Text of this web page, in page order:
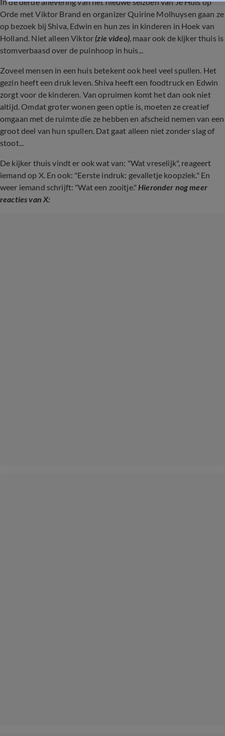
Orde met Viktor Brand en organizer Quirine Molhuysen gaan ze
op bezoek bij Shiva, Edwin en hun zes in kinderen in Hoek van
Holland. Niet alleen Viktor(zie video), maar ook de kijker thuis is
stomverbaasd over de puinhoop in huis...
Zoveel mensen in een huis betekent ook heel veel spullen. Het
gezin heeft een druk leven. Shiva heeft een foodtruck en Edwin
zorgt voor de kinderen. Van opruimen komt het dan ook niet
altijd. Omdat groter wonen geen optie is, moeten ze creatief
omgaan met de ruimte die ze hebben en afscheid nemen van een
groot deel van hun spullen. Dat gaat alleen niet zonder slag of
stoot...
De kijker thuis vindt er ook wat van: "Wat vreselijk", reageert
iemand op X. En ook: "Eerste indruk: gevalletje koopziek." En
weer iemand schrijft: "Wat een zooitje."Hieronder nog meer
reacties van X: